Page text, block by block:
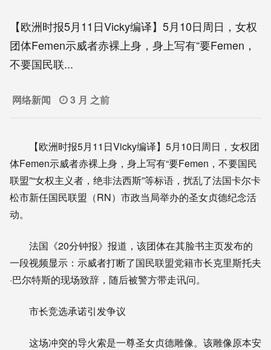
【欧洲时报5月11日Vicky编译】5月10日周日，女权
团体Femen示威者赤裸上身，身上写有“要Femen，
不要国民联...
网络新闻 3 月 之前
【欧洲时报5月11日Vicky编译】5月10日周日，女权团
体Femen示威者赤裸上身，身上写有“要Femen，不要国民
联盟”“女权主义者，绝非法西斯”等标语，扰乱了法国卡尔卡
松市新任国民联盟（RN）市政当局举办的圣女贞德纪念活
动。
法国《20分钟报》报道，该团体在其脸书主页发布的
一段视频显示：示威者打断了国民联盟党籍市长克里斯托夫
·巴尔特斯的现场致辞，随后被警方带走讯问。
市长竞选承诺引发争议
这场冲突的导火索是一尊圣女贞德雕像。该雕像原本安